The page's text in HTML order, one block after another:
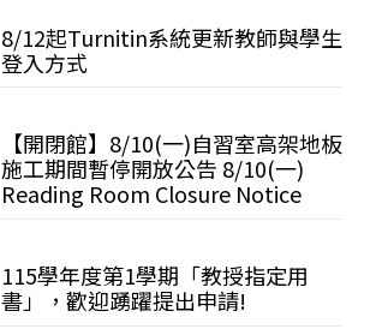
8/12起Turnitin系統更新教師與學生
登入方式
【開閉館】8/10(一)自習室高架地板
施工期間暫停開放公告 8/10(一)
Reading Room Closure Notice
115學年度第1學期「教授指定用
書」，歡迎踴躍提出申請!